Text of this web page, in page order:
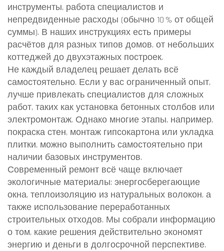
инструменты, работа специалистов и
непредвиденные расходы (обычно 10 % от общей
суммы). В наших инструкциях есть примеры
расчётов для разных типов домов, от небольших
коттеджей до двухэтажных построек.
Не каждый владелец решает делать всё
самостоятельно. Если у вас ограниченный опыт,
лучше привлекать специалистов для сложных
работ, таких как установка бетонных столбов или
электромонтаж. Однако многие этапы, например,
покраска стен, монтаж гипсокартона или укладка
плитки, можно выполнить самостоятельно при
наличии базовых инструментов.
Современный ремонт всё чаще включает
экологичные материалы: энергосберегающие
окна, теплоизоляцию из натуральных волокон, а
также использование переработанных
строительных отходов. Мы собрали информацию
о том, какие решения действительно экономят
энергию и деньги в долгосрочной перспективе.